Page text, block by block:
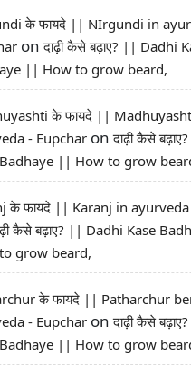
के फायदे || NIrgundi in
onदाढ़ी कैसे बढ़ाए? || Dadhi
|| How to grow beard,
के फायदे ||
- Eupchar onदाढ़ी कैसे
Badhaye || How to grow
के फायदे || Karanj in
कैसे बढ़ाए? || Dadhi Kase
grow beard,
के फायदे || Patharchur
- Eupchar onदाढ़ी कैसे
Badhaye || How to grow